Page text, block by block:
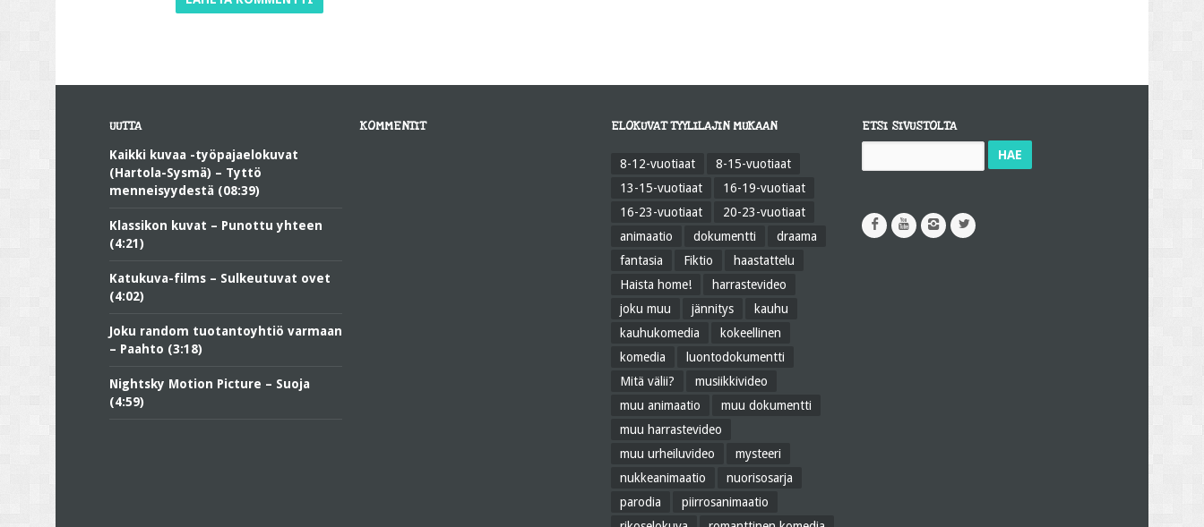
UUTTA
Kaikki kuvaa -työpajaelokuvat
(Hartola-Sysmä) – Tyttö
menneisyydestä (08:39)
Klassikon kuvat – Punottu yhteen
(4:21)
Katukuva-films – Sulkeutuvat ovet
(4:02)
Joku random tuotantoyhtiö varmaan
– Paahto (3:18)
Nightsky Motion Picture – Suoja
(4:59)
KOMMENTIT ELOKUVAT TYYLILAJIN MUKAAN
8-12-vuotiaat
8-15-vuotiaat
13-15-vuotiaat
16-19-vuotiaat
16-23-vuotiaat
20-23-vuotiaat
animaatio
dokumentti
draama
fantasia
Fiktio
haastattelu
Haista home!
harrastevideo
joku muu
jännitys
kauhu
kauhukomedia
kokeellinen
komedia
luontodokumentti
Mitä välii?
musiikkivideo
muu animaatio
muu dokumentti
muu harrastevideo
muu urheiluvideo
mysteeri
nukkeanimaatio
nuorisosarja
parodia
piirrosanimaatio
ETSI SIVUSTOLTA